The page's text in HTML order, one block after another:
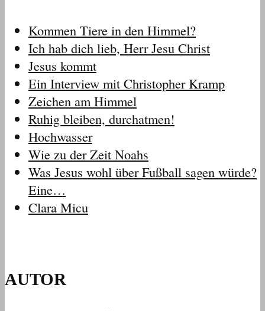
Kommen Tiere in den Himmel?
Ich hab dich lieb, Herr Jesu Christ
Jesus kommt
Ein Interview mit Christopher Kramp
Zeichen am Himmel
Ruhig bleiben, durchatmen!
Hochwasser
Wie zu der Zeit Noahs
Was Jesus wohl über Fußball sagen würde?
Eine…
Clara Micu
AUTOR